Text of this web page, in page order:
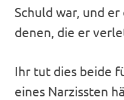
Schuld war, und
denen, die er
Ihr tut dies beide
eines Narzissten